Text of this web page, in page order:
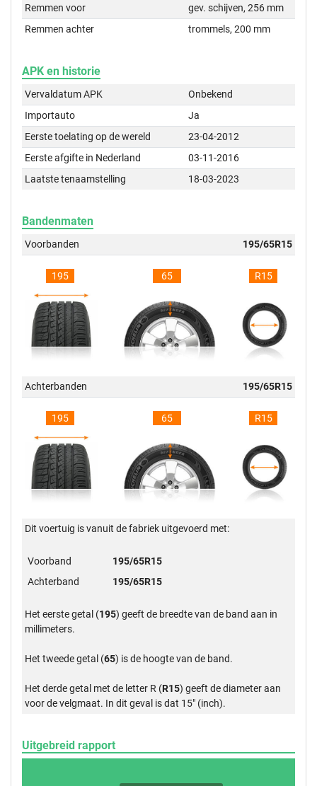
Remmen voor
gev. schijven, 256 mm
Remmen achter
trommels, 200 mm
APK en historie
Vervaldatum APK
Onbekend
Importauto
Ja
Eerste toelating op de wereld
23-04-2012
Eerste afgifte in Nederland
03-11-2016
Laatste tenaamstelling
18-03-2023
Bandenmaten
Voorbanden 195/65R15
195 65 R15
Achterbanden 195/65R15
195 65 R15
Dit voertuig is vanuit de fabriek uitgevoerd met:
Voorband
195/65R15
Achterband
195/65R15
Het eerste getal (195) geeft de breedte van de band aan in
millimeters.
Het tweede getal (65) is de hoogte van de band.
Het derde getal met de letter R (R15) geeft de diameter aan
voor de velgmaat. In dit geval is dat 15" (inch).
Uitgebreid rapport